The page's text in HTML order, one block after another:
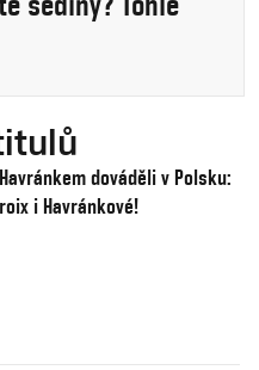
dováděli v Polsku:
i Havránkové!